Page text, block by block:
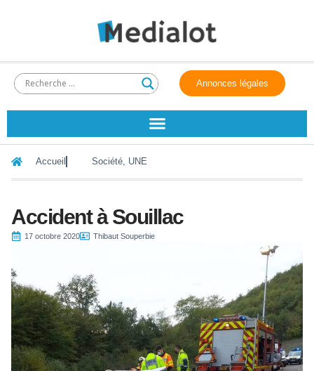
Annonces légales
Accueil Société, UNE
Accident à Souillac
17 octobre 2020 Thibaut Souperbie